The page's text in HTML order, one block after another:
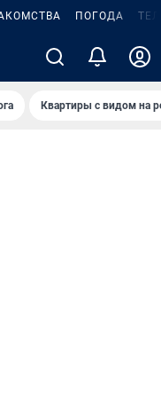
ПОГОДА
Квартиры с видом на